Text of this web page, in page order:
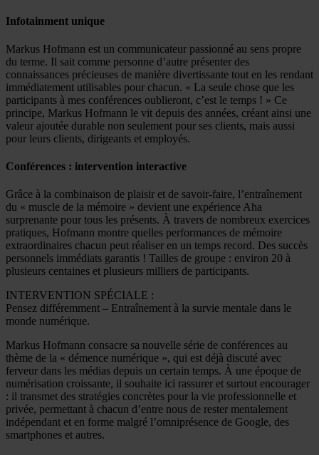
Infotainment unique
Markus Hofmann est un communicateur passionné au sens propre
du terme. Il sait comme personne d’autre présenter des
connaissances précieuses de manière divertissante tout en les rendant
immédiatement utilisables pour chacun. « La seule chose que les
participants à mes conférences oublieront, c’est le temps ! » Ce
principe, Markus Hofmann le vit depuis des années, créant ainsi une
valeur ajoutée durable non seulement pour ses clients, mais aussi
pour leurs clients, dirigeants et employés.
Conférences : intervention interactive
Grâce à la combinaison de plaisir et de savoir-faire, l’entraînement
du « muscle de la mémoire » devient une expérience Aha
surprenante pour tous les présents. À travers de nombreux exercices
pratiques, Hofmann montre quelles performances de mémoire
extraordinaires chacun peut réaliser en un temps record. Des succès
personnels immédiats garantis ! Tailles de groupe : environ 20 à
plusieurs centaines et plusieurs milliers de participants.
INTERVENTION SPÉCIALE :
Pensez différemment – Entraînement à la survie mentale dans le
monde numérique.
Markus Hofmann consacre sa nouvelle série de conférences au
thème de la « démence numérique », qui est déjà discuté avec
ferveur dans les médias depuis un certain temps. À une époque de
numérisation croissante, il souhaite ici rassurer et surtout encourager
: il transmet des stratégies concrètes pour la vie professionnelle et
privée, permettant à chacun d’entre nous de rester mentalement
indépendant et en forme malgré l’omniprésence de Google, des
smartphones et autres.